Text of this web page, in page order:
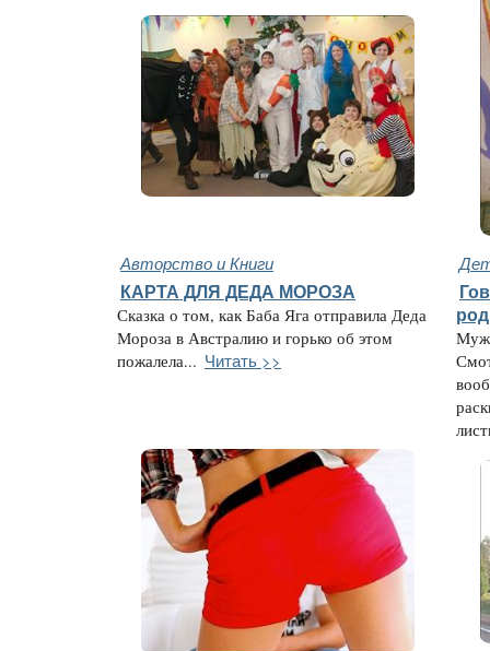
Авторство и Книги
КАРТА ДЛЯ ДЕДА МОРОЗА
Сказка о том, как Баба Яга отправила Деда
Мороза в Австралию и горько об этом
пожалела... Читать >>